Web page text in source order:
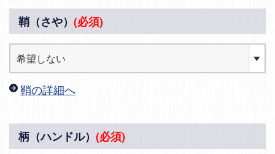
鞘（さや） (必須)
鞘の詳細へ
柄（ハンドル） (必須)